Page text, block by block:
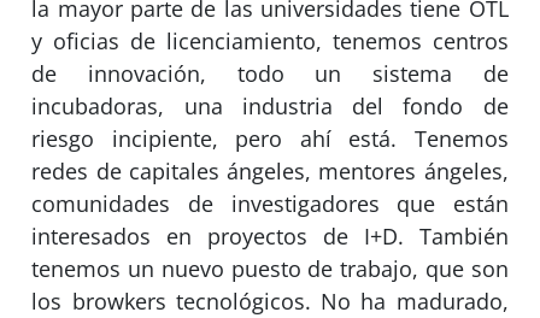
la mayor parte de las universidades tiene OTL
y oficias de licenciamiento, tenemos centros
de innovación, todo un sistema de
incubadoras, una industria del fondo de
riesgo incipiente, pero ahí está. Tenemos
redes de capitales ángeles, mentores ángeles,
comunidades de investigadores que están
interesados en proyectos de I+D. También
tenemos un nuevo puesto de trabajo, que son
los browkers tecnológicos. No ha madurado,